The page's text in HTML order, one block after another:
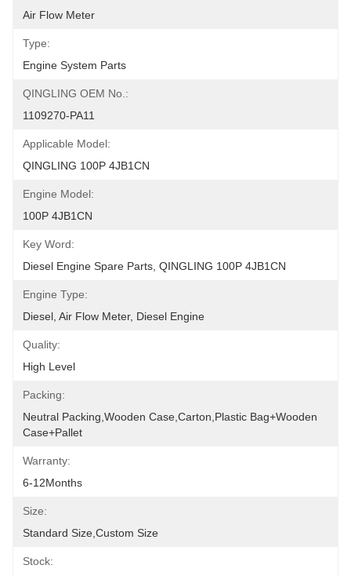
Air Flow Meter
Type:
Engine System Parts
QINGLING OEM No.:
1109270-PA11
Applicable Model:
QINGLING 100P 4JB1CN
Engine Model:
100P 4JB1CN
Key Word:
Diesel Engine Spare Parts, QINGLING 100P 4JB1CN
Engine Type:
Diesel, Air Flow Meter, Diesel Engine
Quality:
High Level
Packing:
Neutral Packing,Wooden Case,Carton,Plastic Bag+wooden
Case+pallet
Warranty:
6-12Months
Size:
Standard Size,Custom Size
Stock: